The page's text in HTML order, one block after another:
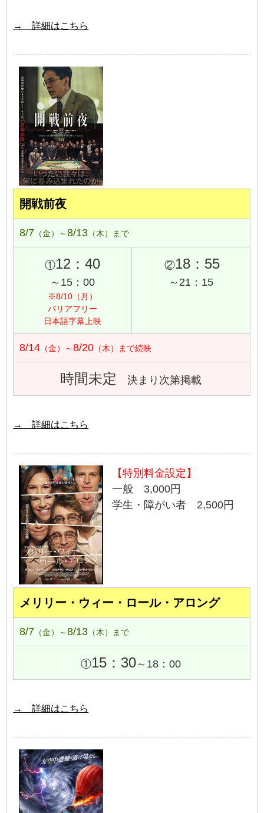
→ 詳細はこちら
開戦前夜
8/7 （金）～8/13 （木）まで
①12：40
～15：00
※8/10（月）
バリアフリー
日本語字幕上映
②18：55
～21：15
8/14 （金）～8/20 （木）まで続映
時間未定 決まり次第掲載
→ 詳細はこちら
【特別料金設定】
一般 3,000円
学生・障がい者 2,500円
メリリー・ウィー・ロール・アロング
8/7 （金）～8/13 （木）まで
①15：30～18：00
→ 詳細はこちら